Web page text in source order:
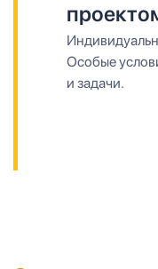
Особые
и задачи.